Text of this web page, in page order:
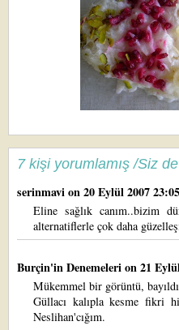
7 kişi yorumlamış /Siz
serinmavion 20 Eylül 2007
Eline sağlık canım..bizim
alternatiflerle çok daha
Burçin'in Denemelerion 21
Mükemmel bir görüntü,
Güllacı kalıpla kesme fikri
Neslihan'cığım.